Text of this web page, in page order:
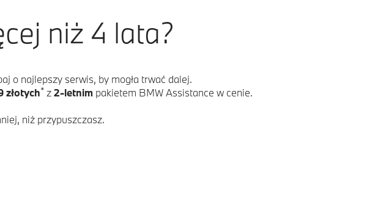
niż 4 lata?
o najlepszy serwis, by mogła trwać dalej.
złotych* z2-letnim pakietem BMW Assistance w cenie.
niż przypuszczasz.